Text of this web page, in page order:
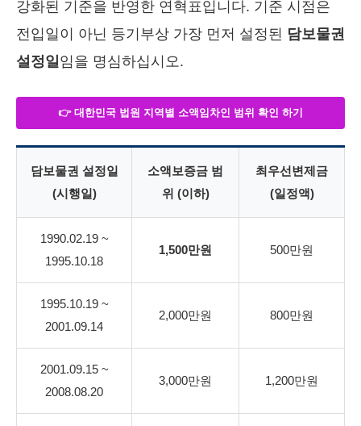
강화된 기준을 반영한 연혁표입니다. 기준 시점은
전입일이 아닌 등기부상 가장 먼저 설정된 담보물권
설정일 임을 명심하십시오.
👉 대한민국 법원 지역별 소액임차인 범위 확인 하기
담보물권 설정일
(시행일)
소액보증금 범
위 (이하)
최우선변제금
(일정액)
1990.02.19 ~
1995.10.18
1,500만원 500만원
1995.10.19 ~
2001.09.14
2,000만원 800만원
2001.09.15 ~
2008.08.20
3,000만원 1,200만원